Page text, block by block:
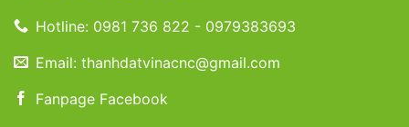
Hotline: 0981 736 822 - 0979383693
Email: thanhdatvinacnc@gmail.com
Fanpage Facebook